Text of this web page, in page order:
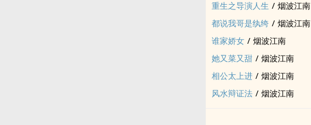
重生之导演人生 / 烟波江南
都说我哥是纨绔 / 烟波江南
谁家娇女 / 烟波江南
她又菜又甜 / 烟波江南
相公太上进 / 烟波江南
风水辩证法 / 烟波江南